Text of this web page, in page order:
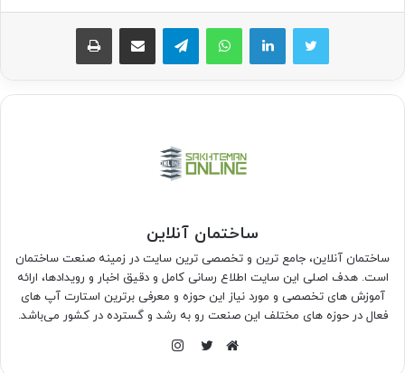
واتس آپ تلگرام اشتراک گذاری از طریق ایمیل چاپ
ساختمان آنلاین
ساختمان آنلاین، جامع ترین و تخصصی ترین سایت در زمینه صنعت ساختمان
است. هدف اصلی این سایت اطلاع رسانی کامل و دقیق اخبار و رویدادها، ارائه
آموزش های تخصصی و مورد نیاز این حوزه و معرفی برترین استارت آپ های
فعال در حوزه های مختلف این صنعت رو به رشد و گسترده در کشور می‌باشد.